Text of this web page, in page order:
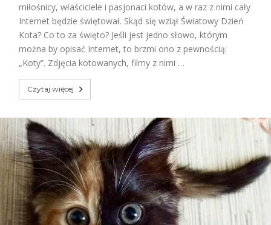
miłośnicy, właściciele i pasjonaci kotów, a w raz z nimi cały
Internet będzie świętował. Skąd się wziął Światowy Dzień
Kota? Co to za święto? Jeśli jest jedno słowo, którym
można by opisać Internet, to brzmi ono z pewnością:
„Koty”. Zdjęcia kotowanych, filmy z nimi …
Czytaj więcej